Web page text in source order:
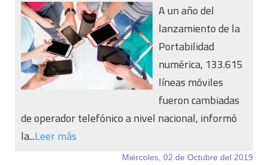
A un año del
lanzamiento de la
Portabilidad
numérica, 133.615
líneas móviles
fueron cambiadas
de operador telefónico a nivel nacional, informó
la...Leer más
Miércoles, 02 de Octubre del 2019